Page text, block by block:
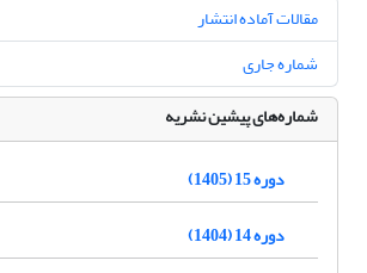
مقالات آماده انتشار
شماره جاری
شماره‌های پیشین نشریه
دوره 15 (1405)
دوره 14 (1404)